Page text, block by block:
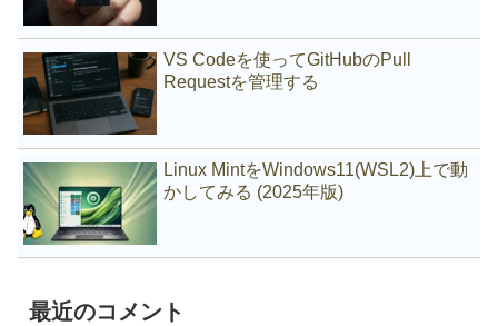
VS Codeを使ってGitHubのPull
Requestを管理する
Linux MintをWindows11(WSL2)上で動
かしてみる (2025年版)
最近のコメント